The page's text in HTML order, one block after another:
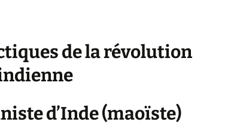
de la révolution
d’Inde (maoïste)